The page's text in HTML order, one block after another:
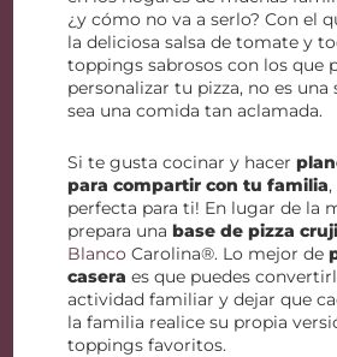
¿y cómo no va a serlo? Con el
la deliciosa salsa de tomate y
toppings sabrosos con los que
personalizar tu pizza, no es una
sea una comida tan aclamada.
Si te gusta cocinar y hacer
para compartir con tu familia,
perfecta para ti! En lugar de la
prepara unabase de pizza
Blanco Carolina®. Lo mejor de
casera es que puedes
actividad familiar y dejar que
la familia realice su propia
toppings favoritos.